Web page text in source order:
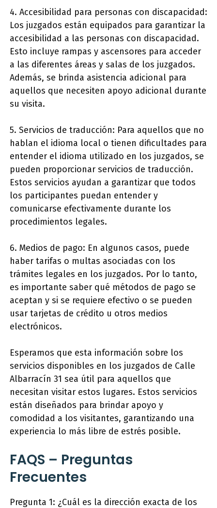
4. Accesibilidad para personas con discapacidad:
Los juzgados están equipados para garantizar la
accesibilidad a las personas con discapacidad.
Esto incluye rampas y ascensores para acceder
a las diferentes áreas y salas de los juzgados.
Además, se brinda asistencia adicional para
aquellos que necesiten apoyo adicional durante
su visita.
5. Servicios de traducción: Para aquellos que no
hablan el idioma local o tienen dificultades para
entender el idioma utilizado en los juzgados, se
pueden proporcionar servicios de traducción.
Estos servicios ayudan a garantizar que todos
los participantes puedan entender y
comunicarse efectivamente durante los
procedimientos legales.
6. Medios de pago: En algunos casos, puede
haber tarifas o multas asociadas con los
trámites legales en los juzgados. Por lo tanto,
es importante saber qué métodos de pago se
aceptan y si se requiere efectivo o se pueden
usar tarjetas de crédito u otros medios
electrónicos.
Esperamos que esta información sobre los
servicios disponibles en los juzgados de Calle
Albarracín 31 sea útil para aquellos que
necesitan visitar estos lugares. Estos servicios
están diseñados para brindar apoyo y
comodidad a los visitantes, garantizando una
experiencia lo más libre de estrés posible.
FAQS – Preguntas
Frecuentes
Pregunta 1: ¿Cuál es la dirección exacta de los